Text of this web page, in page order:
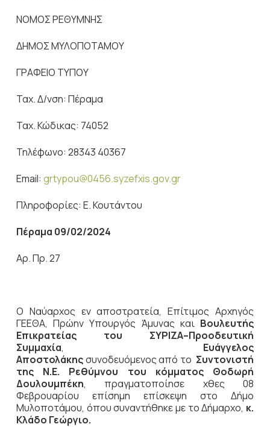
ΝΟΜΟΣ ΡΕΘΥΜΝΗΣ
ΔΗΜΟΣ ΜΥΛΟΠΟΤΑΜΟΥ
ΓΡΑΦΕΙΟ ΤΥΠΟΥ
Ταχ. Δ/νση: Πέραμα
Ταχ. Κώδικας: 74052
Τηλέφωνο: 28343 40367
Email: grtypou@0456.syzefxis.gov.gr
Πληροφορίες: Ε. Κουτάντου
Πέραμα 09/02/2024
Αρ. Πρ. 27
Ο Ναύαρχος εν αποστρατεία, Επίτιμος Αρχηγός
ΓΕΕΘΑ, Πρώην Υπουργός Άμυνας και Βουλευτής
Επικρατείας του ΣΥΡΙΖΑ–Προοδευτική
Συμμαχία, Ευάγγελος
Αποστολάκηςσυνοδευόμενος από το Συντονιστή
της Ν.Ε. Ρεθύμνου του κόμματος Θοδωρή
Δουλουμπέκη,
πραγματοποίησε χθες 08
Φεβρουαρίου επίσημη επίσκεψη στο Δήμο
Μυλοποτάμου, όπου συναντήθηκε με το Δήμαρχο, κ.
Κλάδο Γεώργιο.